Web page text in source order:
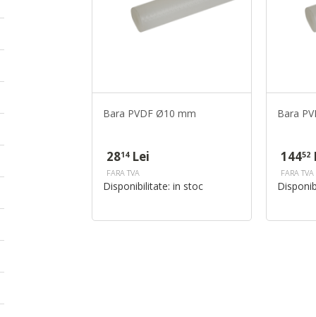
Bara PVDF Ø10 mm
2814Lei
FARA TVA
Disponibilitate: in stoc
Bara
14452
FARA TVA